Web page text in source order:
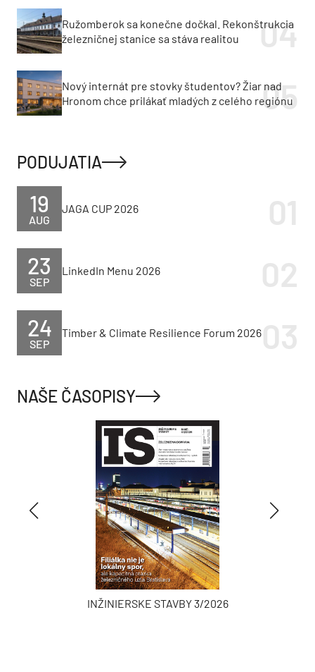
Ružomberok sa konečne dočkal. Rekonštrukcia
železničnej stanice sa stáva realitou
Nový internát pre stovky študentov? Žiar nad
Hronom chce prilákať mladých z celého regiónu
PODUJATIA
AUG
19 JAGA CUP 2026
SEP
23 LinkedIn Menu 2026
SEP
24 Timber & Climate Resilience Forum 2026
NAŠE ČASOPISY
INŽINIERSKE STAVBY 3/2026